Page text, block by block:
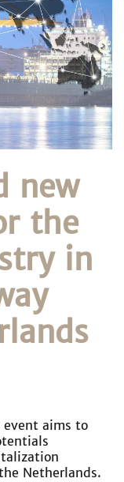
new
the
in
event aims to
Netherlands.